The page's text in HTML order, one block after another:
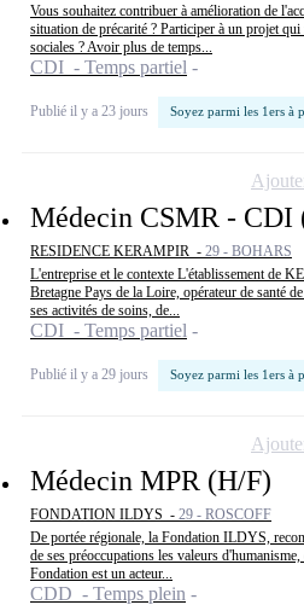
Vous souhaitez contribuer à amélioration de
situation de précarité ? Participer à un projet
sociales ? Avoir plus de temps...
CDI - Temps partiel
Publié il y a 23 jours Soyez parmi les 1ers à
Médecin CSMR - CDI
RESIDENCE KERAMPIR - 29 - BOHARS
L'entreprise et le contexte L'établissement de
Bretagne Pays de la Loire, opérateur de santé
ses activités de soins, de...
CDI - Temps partiel
Publié il y a 29 jours Soyez parmi les 1ers à
Médecin MPR (H/F)
FONDATION ILDYS - 29 - ROSCOFF
De portée régionale, la Fondation ILDYS,
de ses préoccupations les valeurs
Fondation est un acteur...
CDD - Temps plein